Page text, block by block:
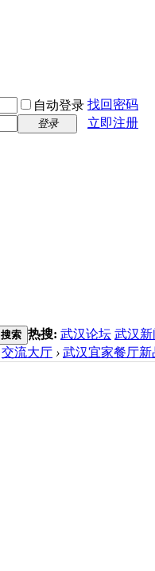
自动登录 找回密码
登录
立即注册
搜索 热搜: 武汉论坛 武汉新
交流大厅 › 武汉宜家餐厅